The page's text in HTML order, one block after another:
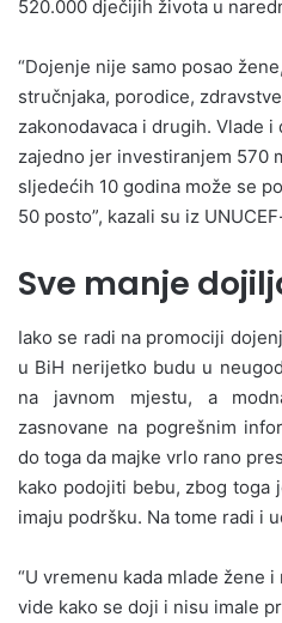
520.000 dječijih života u
“Dojenje nije samo posao
stručnjaka, porodice,
zakonodavaca i drugih. Vlade
zajedno jer investiranjem 570
sljedećih 10 godina može se
50 posto”, kazali su iz
Sve manje
Iako se radi na promociji
u BiH nerijetko budu u
na javnom mjestu, a
zasnovane na pogrešnim
do toga da majke vrlo rano
kako podojiti bebu, zbog toga
imaju podršku. Na tome radi i
“U vremenu kada mlade žene
vide kako se doji i nisu imale